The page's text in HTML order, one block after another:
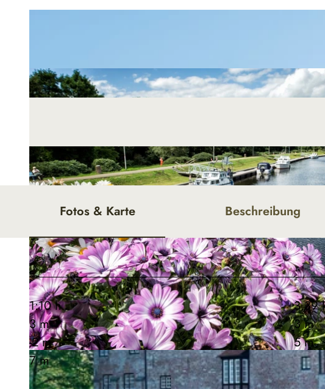
© Nele Martensen, Cuxland-Tourismus, Fotograf Florian Trykowski | CC-BY-SA
Fotos & Karte Beschreibung
1:10 h
3,39
3 m
3 m
-2 m
5 m
7 m